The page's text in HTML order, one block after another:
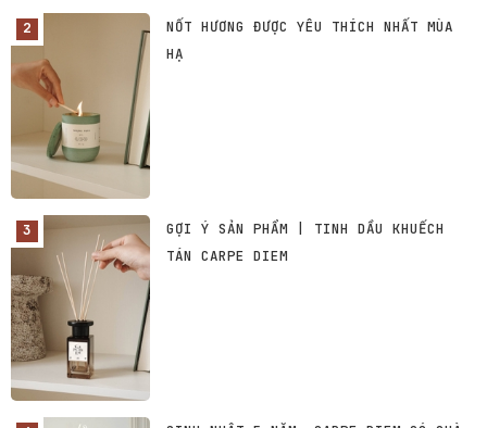
NỐT HƯƠNG ĐƯỢC YÊU THÍCH NHẤT MÙA
HẠ
GỢI Ý SẢN PHẨM | TINH DẦU KHUẾCH
TÁN CARPE DIEM